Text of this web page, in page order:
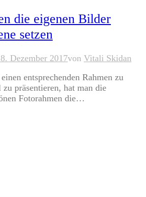
die eigenen Bilder
setzen
8. Dezember 2017von Vitali Skidan
entsprechenden Rahmen zu
präsentieren, hat man die
Fotorahmen die…